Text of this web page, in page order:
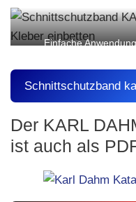
zugeschnitten werden
Einfache
Schnittschutzband
Der KARL
ist auch als